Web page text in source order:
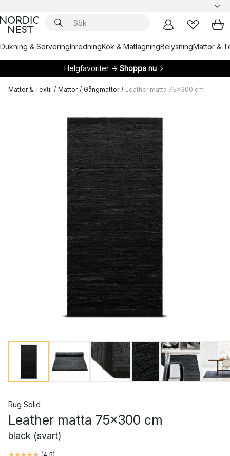
Dukning & ServeringInredningKök & MatlagningBelysningMattor &
Helgfavoriter → Shoppa nu
Mattor & Textil / Mattor / Gångmattor / Leather matta 75x300 cm
Rug Solid
Leather matta 75x300 cm
black (svart)